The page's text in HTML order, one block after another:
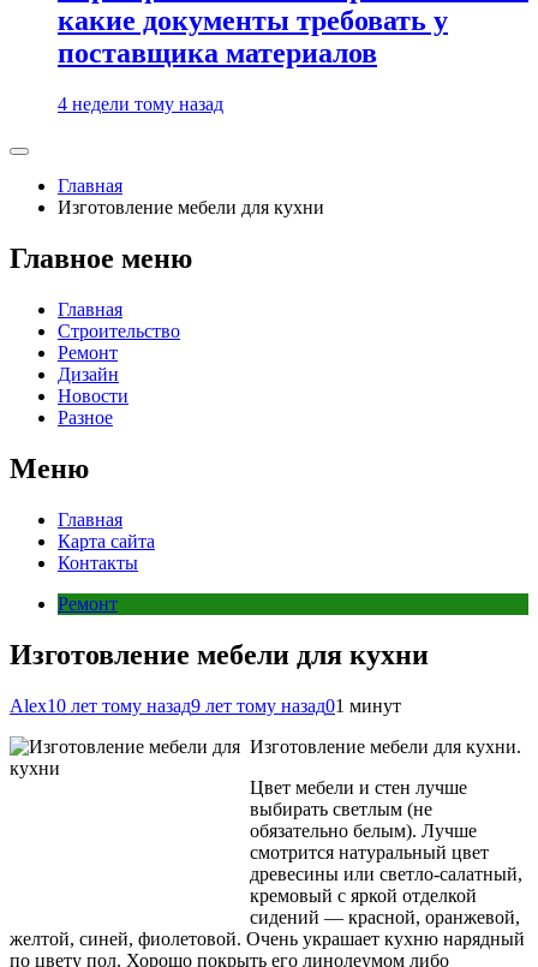
какие документы требовать у
поставщика материалов
4 недели тому назад
Главная
Изготовление мебели для кухни
Главное меню
Главная
Строительство
Ремонт
Дизайн
Новости
Разное
Меню
Главная
Карта сайта
Контакты
Ремонт
Изготовление мебели для кухни
Alex10 лет тому назад9 лет тому назад01 минут
Изготовление мебели для кухни.
Цвет мебели и стен лучше
выбирать светлым (не
обязательно белым). Лучше
смотрится натуральный цвет
древесины или светло-салатный,
кремовый с яркой отделкой
сидений — красной, оранжевой,
желтой, синей, фиолетовой. Очень украшает кухню нарядный
по цвету пол. Хорошо покрыть его линолеумом либо